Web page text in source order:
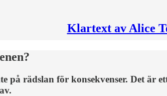
Klartext av Alice
rädslan för konsekvenser. Det är